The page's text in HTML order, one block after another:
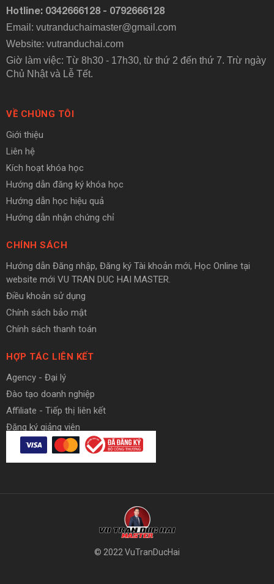
Hotline: 0342666128 - 0792666128
Email: vutranduchaimaster@gmail.com
Website: vutranduchai.com
Giờ làm việc: Từ 8h30 - 17h30, từ thứ 2 đến thứ 7. Trừ ngày
Chủ Nhật và Lễ Tết.
VỀ CHÚNG TÔI
Giới thiệu
Liên hệ
Kích hoạt khóa học
Hướng dẫn đăng ký khóa học
Hướng dẫn học hiệu quả
Hướng dẫn nhận chứng chỉ
CHÍNH SÁCH
Hướng dẫn Đăng nhập, Đăng ký Tài khoản mới, Học Online tại
website mới VU TRAN DUC HAI MASTER.
Điều khoản sử dụng
Chính sách bảo mật
Chính sách thanh toán
HỢP TÁC LIÊN KẾT
Agency - Đại lý
Đào tạo doanh nghiệp
Affiliate - Tiếp thị liên kết
Đăng ký giảng viên
© 2022 VuTranDucHai